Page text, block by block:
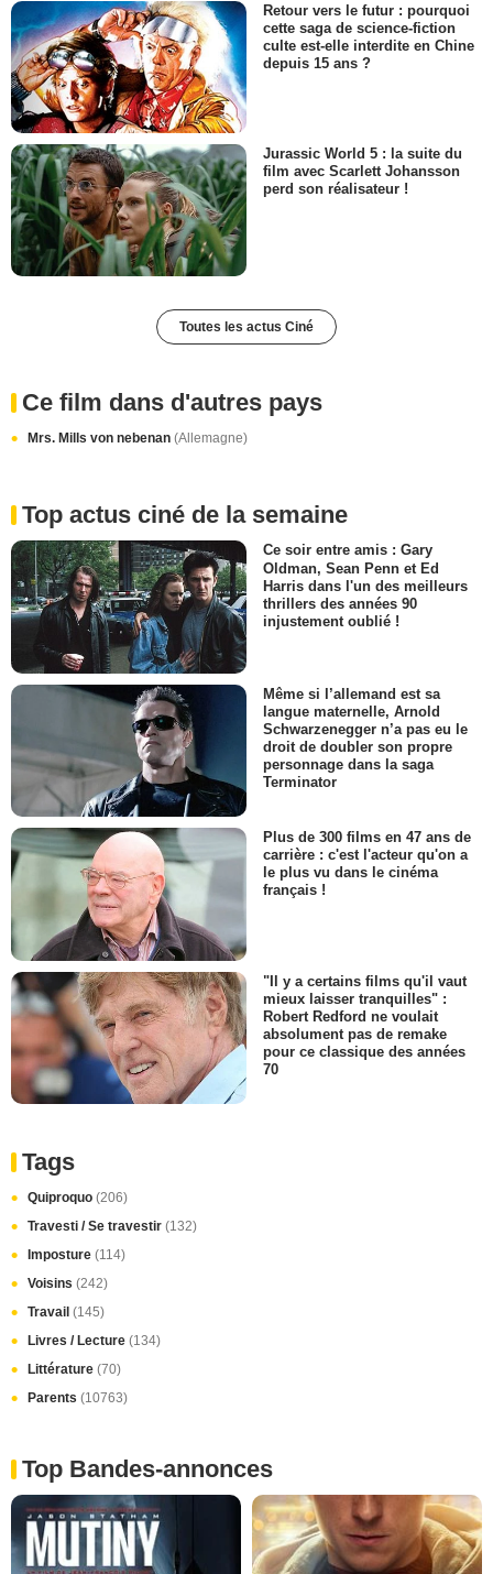
Retour vers le futur : pourquoi
cette saga de science-fiction
culte est-elle interdite en Chine
depuis 15 ans ?
Jurassic World 5 : la suite du
film avec Scarlett Johansson
perd son réalisateur !
Toutes les actus Ciné
Ce film dans d'autres pays
Mrs. Mills von nebenan (Allemagne)
Top actus ciné de la semaine
Ce soir entre amis : Gary
Oldman, Sean Penn et Ed
Harris dans l'un des meilleurs
thrillers des années 90
injustement oublié !
Même si l’allemand est sa
langue maternelle, Arnold
Schwarzenegger n’a pas eu le
droit de doubler son propre
personnage dans la saga
Terminator
Plus de 300 films en 47 ans de
carrière : c'est l'acteur qu'on a
le plus vu dans le cinéma
français !
"Il y a certains films qu'il vaut
mieux laisser tranquilles" :
Robert Redford ne voulait
absolument pas de remake
pour ce classique des années
70
Tags
Quiproquo (206)
Travesti / Se travestir (132)
Imposture (114)
Voisins (242)
Travail (145)
Livres / Lecture (134)
Littérature (70)
Parents (10763)
Top Bandes-annonces